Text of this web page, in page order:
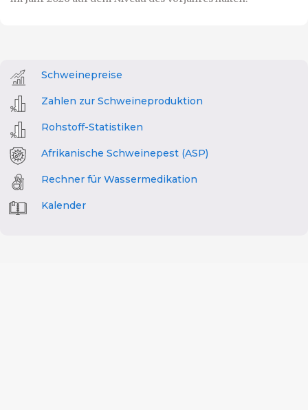
Schweinepreise
Zahlen zur Schweineproduktion
Rohstoff-Statistiken
Afrikanische Schweinepest (ASP)
Rechner für Wassermedikation
Kalender